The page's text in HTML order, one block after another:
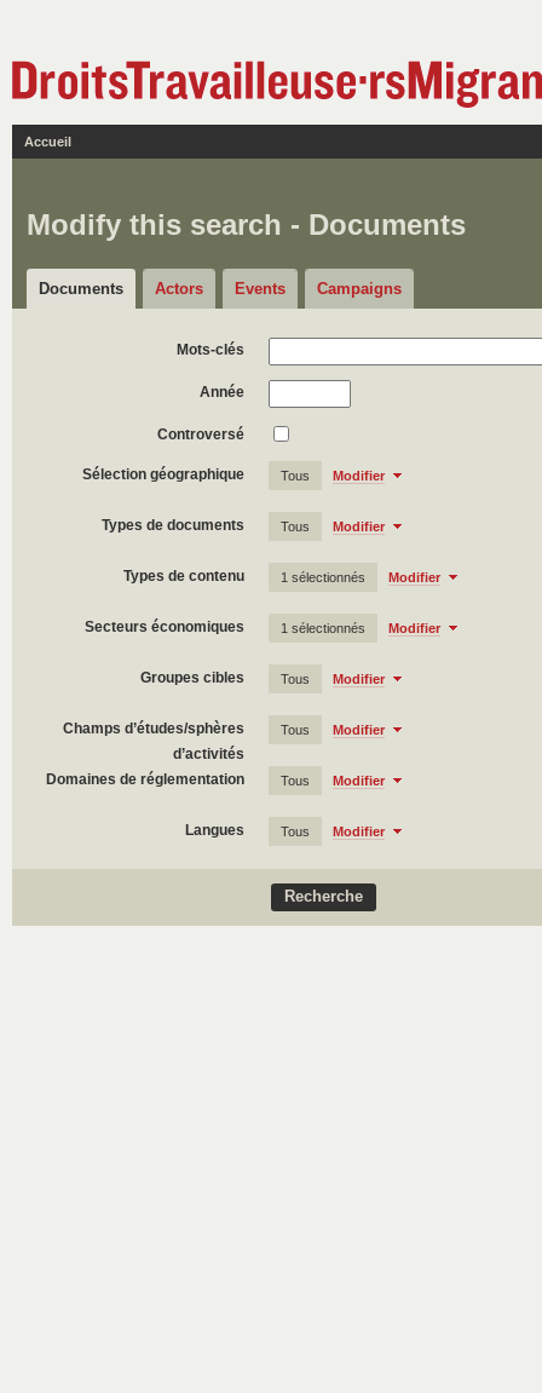
Accueil
Modify this search - Documents
Documents Actors Events Campaigns
Mots-clés
Année
Controversé
Sélection géographique Tous Modifier
Types de documents Tous Modifier
Types de contenu 1 sélectionnés Modifier
Secteurs économiques 1 sélectionnés Modifier
Groupes cibles Tous Modifier
Champs d’études/sphères
d’activités
Tous Modifier
Domaines de réglementation Tous Modifier
Langues Tous Modifier